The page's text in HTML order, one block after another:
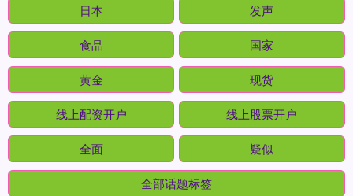
日本 发声
食品 国家
黄金 现货
线上配资开户 线上股票开户
全面 疑似
全部话题标签